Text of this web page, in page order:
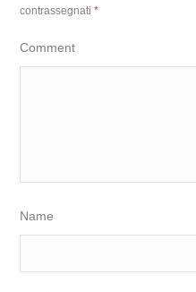
contrassegnati*
Comment
Name